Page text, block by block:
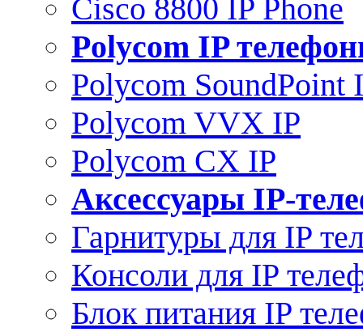
Cisco 8800 IP Phone
Polycom IP
Polycom SoundPoint
Polycom VVX IP
Polycom CX IP
Аксессуары IP-
Гарнитуры для IP
Консоли для IP
Блок питания IP